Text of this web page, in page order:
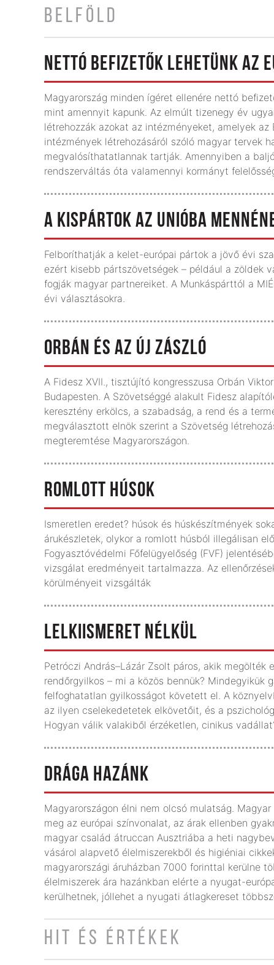
BELFÖLD
NETTÓ BEFIZETŐK LEHETÜNK AZ
Magyarország minden ígéret ellenére nettó
mint amennyit kapunk. Az elmúlt tizenegy év
létrehozzák azokat az intézményeket, amelyek
intézmények létrehozásáról szóló magyar tervek
megvalósíthatatlannak tartják. Amennyiben a
rendszerváltás óta valamennyi kormányt
A KISPÁRTOK AZ UNIÓBA
Felboríthatják a kelet-európai pártok a jövő évi
ezért kisebb pártszövetségek – például a zöldek
fogják magyar partnereiket. A Munkáspárttól a
évi választásokra.
ORBÁN ÉS AZ ÚJ ZÁSZLÓ
A Fidesz XVII., tisztújító kongresszusa Orbán
Budapesten. A Szövetséggé alakult Fidesz
keresztény erkölcs, a szabadság, a rend és a
megválasztott elnök szerint a Szövetség
megteremtése Magyarországon.
ROMLOTT HÚSOK
Ismeretlen eredet? húsok és húskészítmények
árukészletek, olykor a romlott húsból illegálisan
Fogyasztóvédelmi Főfelügyelőség (FVF)
vizsgálat eredményeit tartalmazza. Az
körülményeit vizsgálták
LELKIISMERET NÉLKÜL
Petróczi András–Lázár Zsolt páros, akik
rendőrgyilkos – mi a közös bennük? Mindegyikük
felfoghatatlan gyilkosságot követett el. A
az ilyen cselekedetetek elkövetőit, és a
Hogyan válik valakiből érzéketlen, cinikus
DRÁGA HAZÁNK
Magyarországon élni nem olcsó mulatság.
meg az európai színvonalat, az árak ellenben
magyar család átruccan Ausztriába a heti
vásárol alapvető élelmiszerekből és higiéniai
magyarországi áruházban 7000 forinttal kerülne
élelmiszerek ára hazánkban elérte a nyugat-
kerülhetnek, jóllehet a nyugati átlagkereset
HIT ÉS ÉRTÉKEK